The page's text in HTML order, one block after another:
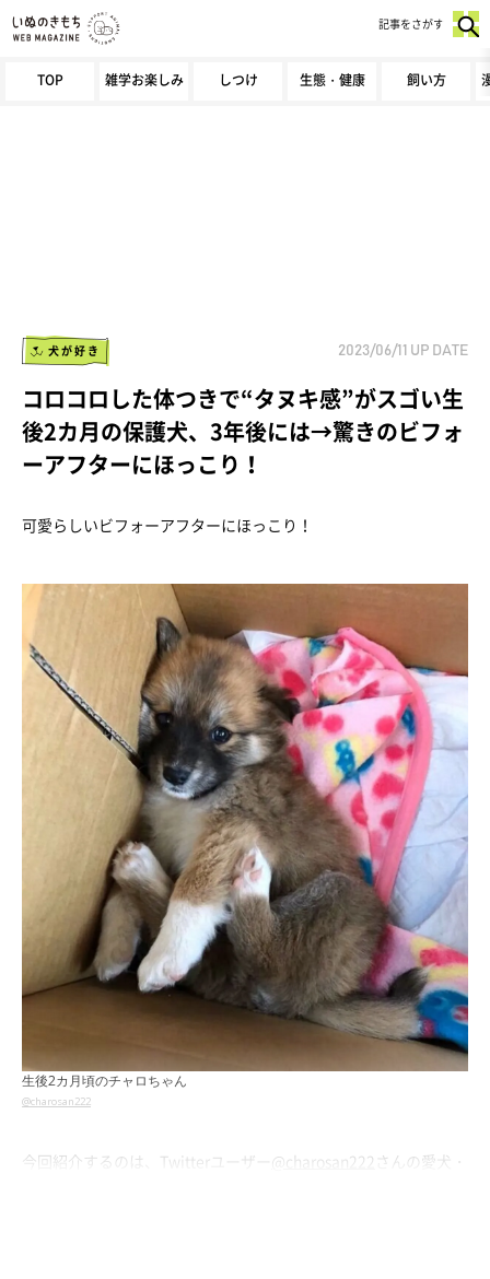
TOP 雑学お楽しみ しつけ 生態・健康 飼い方
記事をさがす
犬が好き 2023/06/11 UP DATE
コロコロした体つきで“タヌキ感”がスゴい生
後2カ月の保護犬、3年後には→驚きのビフォ
ーアフターにほっこり！
可愛らしいビフォーアフターにほっこり！
生後2カ月頃のチャロちゃん
@charosan222
今回紹介するのは、Twitterユーザー @charosan222 さんの愛犬・